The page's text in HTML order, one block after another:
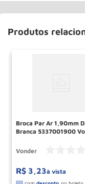
Produtos
Broca Par Ar 1,90mm Din338
Branca 5337001900
Vonder
R$ 3,23à vista